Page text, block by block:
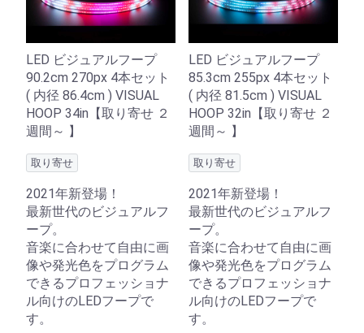
LED ビジュアルフープ
90.2cm 270px 4本セット
( 内径 86.4cm ) VISUAL
HOOP 34in【取り寄せ ２
週間～ 】
取り寄せ
2021年新登場！
最新世代のビジュアルフ
ープ。
音楽に合わせて自由に画
像や発光色をプログラム
できるプロフェッショナ
ル向けのLEDフープで
す。
LED ビジュアルフープ
85.3cm 255px 4本セット
( 内径 81.5cm ) VISUAL
HOOP 32in【取り寄せ ２
週間～ 】
取り寄せ
2021年新登場！
最新世代のビジュアルフ
ープ。
音楽に合わせて自由に画
像や発光色をプログラム
できるプロフェッショナ
ル向けのLEDフープで
す。